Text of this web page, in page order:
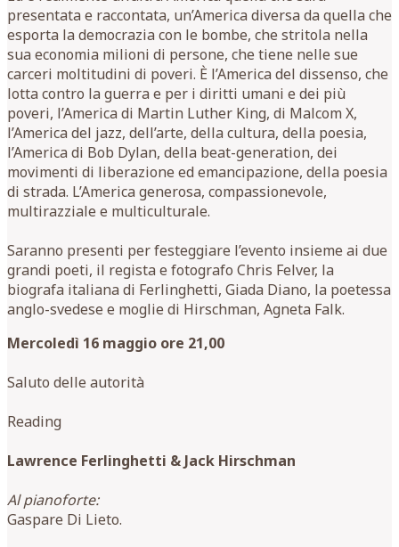
presentata e raccontata, un’America diversa da quella che
esporta la democrazia con le bombe, che stritola nella
sua economia milioni di persone, che tiene nelle sue
carceri moltitudini di poveri. È l’America del dissenso, che
lotta contro la guerra e per i diritti umani e dei più
poveri, l’America di Martin Luther King, di Malcom X,
l’America del jazz, dell’arte, della cultura, della poesia,
l’America di Bob Dylan, della beat-generation, dei
movimenti di liberazione ed emancipazione, della poesia
di strada. L’America generosa, compassionevole,
multirazziale e multiculturale.
Saranno presenti per festeggiare l’evento insieme ai due
grandi poeti, il regista e fotografo Chris Felver, la
biografa italiana di Ferlinghetti, Giada Diano, la poetessa
anglo-svedese e moglie di Hirschman, Agneta Falk.
Mercoledì 16 maggio ore 21,00
Saluto delle autorità
Reading
Lawrence Ferlinghetti & Jack Hirschman
Al pianoforte:
Gaspare Di Lieto.